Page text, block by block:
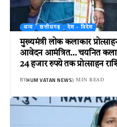
अन्य छत्तीसगढ़ देश - विदेश
मुख्यमंत्री लोक कलाकार
आवेदन आमंत्रित… चयनित
24 हजार रुपये तक प्रोत्साहन
BYHUM VATAN NEWS3 MIN READ